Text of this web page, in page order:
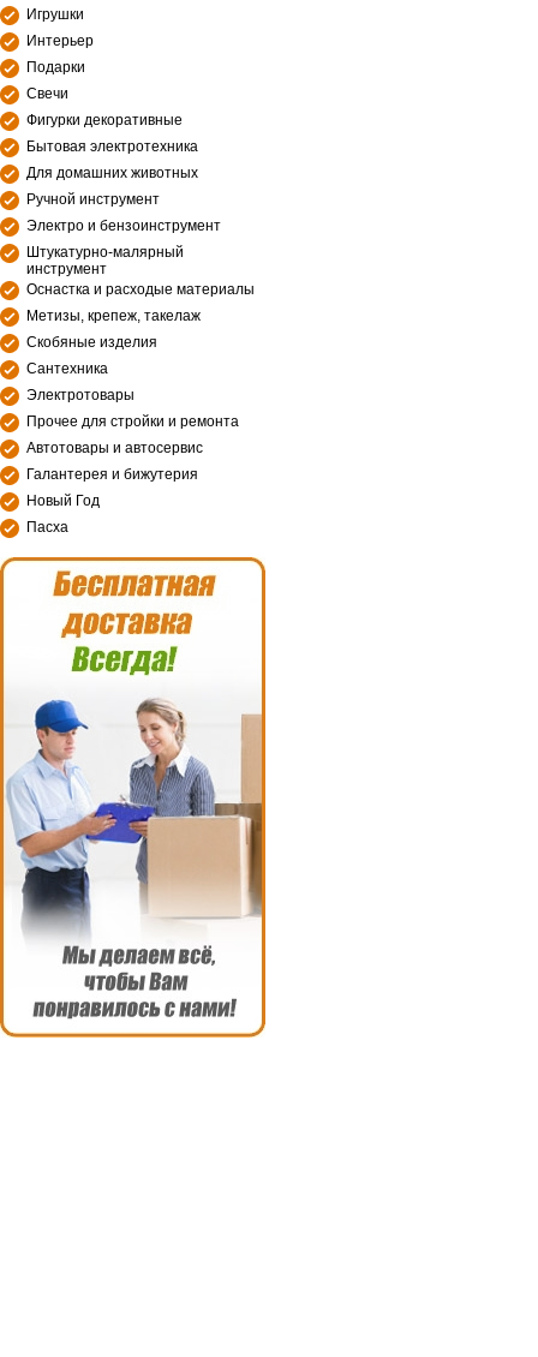
Игрушки
Интерьер
Подарки
Свечи
Фигурки декоративные
Бытовая электротехника
Для домашних животных
Ручной инструмент
Электро и бензоинструмент
Штукатурно-малярный
инструмент
Оснастка и расходые материалы
Метизы, крепеж, такелаж
Скобяные изделия
Сантехника
Электротовары
Прочее для стройки и ремонта
Автотовары и автосервис
Галантерея и бижутерия
Новый Год
Пасха